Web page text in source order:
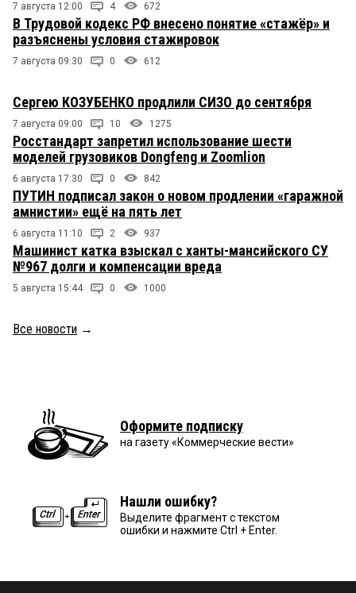
7 августа 12:00 4 672
В Трудовой кодекс РФ внесено понятие «стажёр» и
разъяснены условия стажировок
7 августа 09:30 0 612
Сергею КОЗУБЕНКО продлили СИЗО до сентября
7 августа 09:00 10 1275
Росстандарт запретил использование шести
моделей грузовиков Dongfeng и Zoomlion
6 августа 17:30 0 842
ПУТИН подписал закон о новом продлении «гаражной
амнистии» ещё на пять лет
6 августа 11:10 2 937
Машинист катка взыскал с ханты-мансийского СУ
№967 долги и компенсации вреда
5 августа 15:44 0 1000
Все новости →
Оформите подписку
на газету «Коммерческие вести»
Нашли ошибку?
Выделите фрагмент с текстом
ошибки и нажмите Ctrl + Enter.